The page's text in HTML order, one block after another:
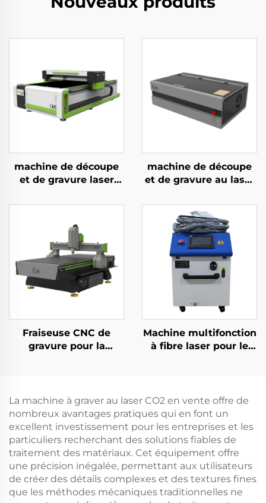
machine de découpe
et de gravure laser
et verte pour
150 W, 300 W
machine de découpe
et de gravure au laser
matériaux non
métalliques
Fraiseuse CNC de
gravure pour la
Machine multifonction
à fibre laser pour le
La machine à graver au laser CO2 en vente offre de
nombreux avantages pratiques qui en font un
excellent investissement pour les entreprises et les
particuliers recherchant des solutions fiables de
traitement des matériaux. Cet équipement offre
une précision inégalée, permettant aux utilisateurs
de créer des détails complexes et des textures fines
que les méthodes mécaniques traditionnelles ne